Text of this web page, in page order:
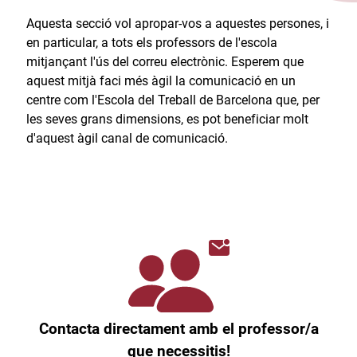
Aquesta secció vol apropar-vos a aquestes persones, i
en particular, a tots els professors de l'escola
mitjançant l'ús del correu electrònic. Esperem que
aquest mitjà faci més àgil la comunicació en un
centre com l'Escola del Treball de Barcelona que, per
les seves grans dimensions, es pot beneficiar molt
d'aquest àgil canal de comunicació.​
Contacta directament amb el professor/a
que necessitis!